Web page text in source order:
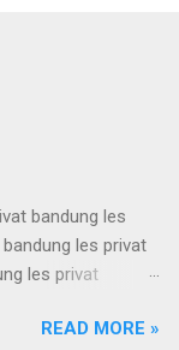
bandung les
les privat
les privat
les privat
READ MORE »